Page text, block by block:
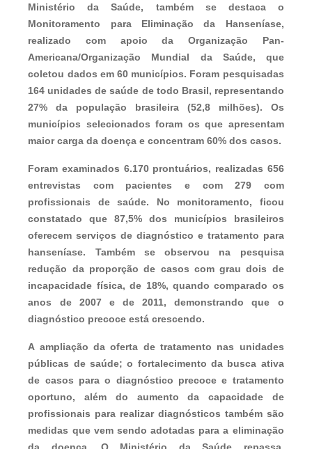
Ministério da Saúde, também se destaca o
Monitoramento para Eliminação da Hanseníase,
realizado com apoio da Organização Pan-
Americana/Organização Mundial da Saúde, que
coletou dados em 60 municípios. Foram pesquisadas
164 unidades de saúde de todo Brasil, representando
27% da população brasileira (52,8 milhões). Os
municípios selecionados foram os que apresentam
maior carga da doença e concentram 60% dos casos.
Foram examinados 6.170 prontuários, realizadas 656
entrevistas com pacientes e com 279 com
profissionais de saúde. No monitoramento, ficou
constatado que 87,5% dos municípios brasileiros
oferecem serviços de diagnóstico e tratamento para
hanseníase. Também se observou na pesquisa
redução da proporção de casos com grau dois de
incapacidade física, de 18%, quando comparado os
anos de 2007 e de 2011, demonstrando que o
diagnóstico precoce está crescendo.
A ampliação da oferta de tratamento nas unidades
públicas de saúde; o fortalecimento da busca ativa
de casos para o diagnóstico precoce e tratamento
oportuno, além do aumento da capacidade de
profissionais para realizar diagnósticos também são
medidas que vem sendo adotadas para a eliminação